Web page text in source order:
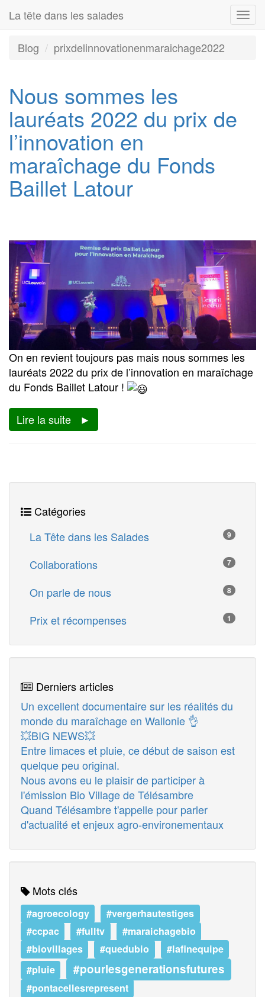
La tête dans les salades
Blog prixdelinnovationenmaraichage2022
Nous sommes les
lauréats 2022 du prix de
l’innovation en
maraîchage du Fonds
Baillet Latour
On en revient toujours pas mais nous sommes les
lauréats 2022 du prix de l’innovation en maraîchage
du Fonds Baillet Latour !
Lire la suite
Catégories
9
La Tête dans les Salades
7
Collaborations
8
On parle de nous
1
Prix et récompenses
Derniers articles
Un excellent documentaire sur les réalités du
monde du maraîchage en Wallonie 👌
💥BIG NEWS💥
Entre limaces et pluie, ce début de saison est
quelque peu original.
Nous avons eu le plaisir de participer à
l'émission Bio Village de Télésambre
Quand Télésambre t'appelle pour parler
d'actualité et enjeux agro-environementaux
Mots clés
#agroecology
#vergerhautestiges
#ccpac
#fulltv
#maraichagebio
#biovillages
#quedubio
#lafinequipe
#pluie
#pourlesgenerationsfutures
#pontacellesrepresent